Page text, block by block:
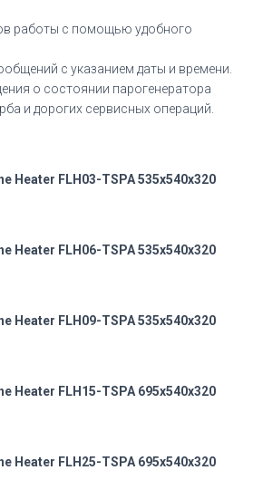
работы с помощью удобного
с указанием даты и времени.
о состоянии парогенератора
и дорогих сервисных операций.
Heater FLH03-TSPA 535x540x320
Heater FLH06-TSPA 535x540x320
Heater FLH09-TSPA 535x540x320
Heater FLH15-TSPA 695x540x320
Heater FLH25-TSPA 695x540x320